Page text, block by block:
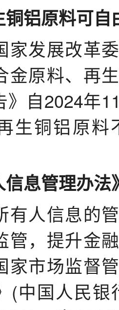
铝原料可自
家发展改革
金原料、再
》自2024年
生铜铝原
信息管理办
有人信息的
管，提升金
家市场监督
(中国人民